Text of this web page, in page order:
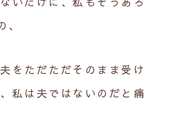
をただただそのまま受け
私は夫ではないのだと痛